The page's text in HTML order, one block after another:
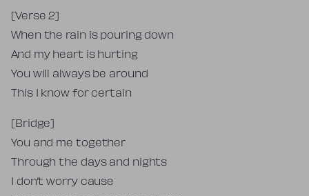
[Verse 2]
When the rain is pouring down
And my heart is hurting
You will always be around
This I know for certain
[Bridge]
You and me together
Through the days and nights
I don’t worry cause